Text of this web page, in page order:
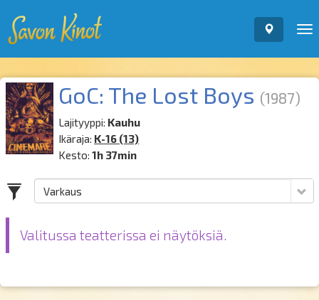
GoC: The Lost Boys (1987)
Lajityyppi: Kauhu
Ikäraja: K-16 (13)
Kesto:1h 37min
Valitussa teatterissa ei näytöksiä.